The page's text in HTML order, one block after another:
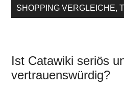
SHOPPING VERGLEICHE,
Ist Catawiki seriös
vertrauenswürdig?